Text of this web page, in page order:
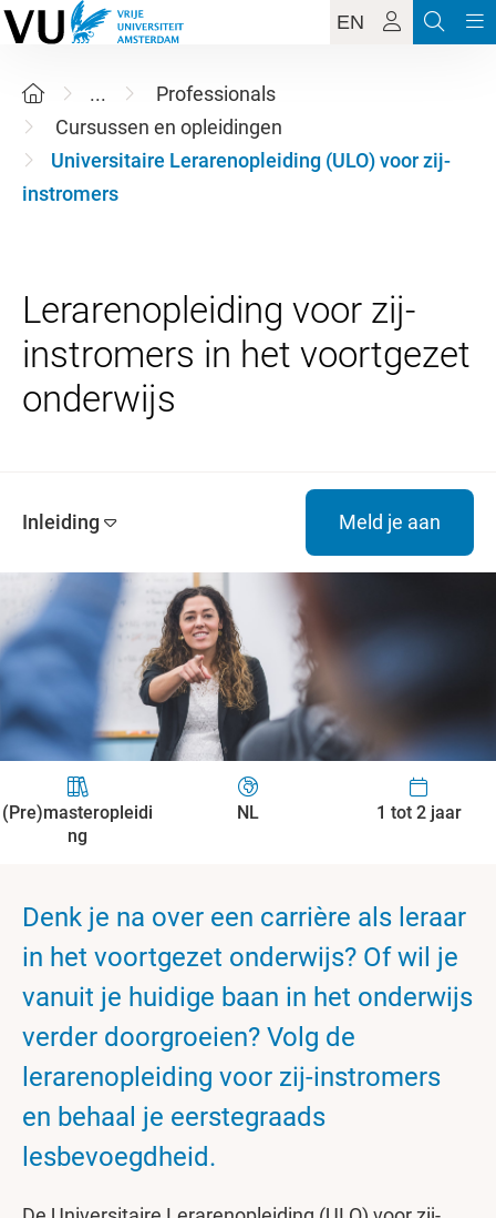
EN
...
Professionals
Cursussen en opleidingen
Universitaire Lerarenopleiding (ULO) voor zij-
instromers
Lerarenopleiding voor zij-
instromers in het voortgezet
Inleiding Meld je aan
(Pre)masteropleidi
ng
NL 1 tot 2 jaar
Denk je na over een carrière als leraar
in het voortgezet onderwijs? Of wil je
vanuit je huidige baan in het onderwijs
verder doorgroeien? Volg de
lerarenopleiding voor zij-instromers
en behaal je eerstegraads
lesbevoegdheid.